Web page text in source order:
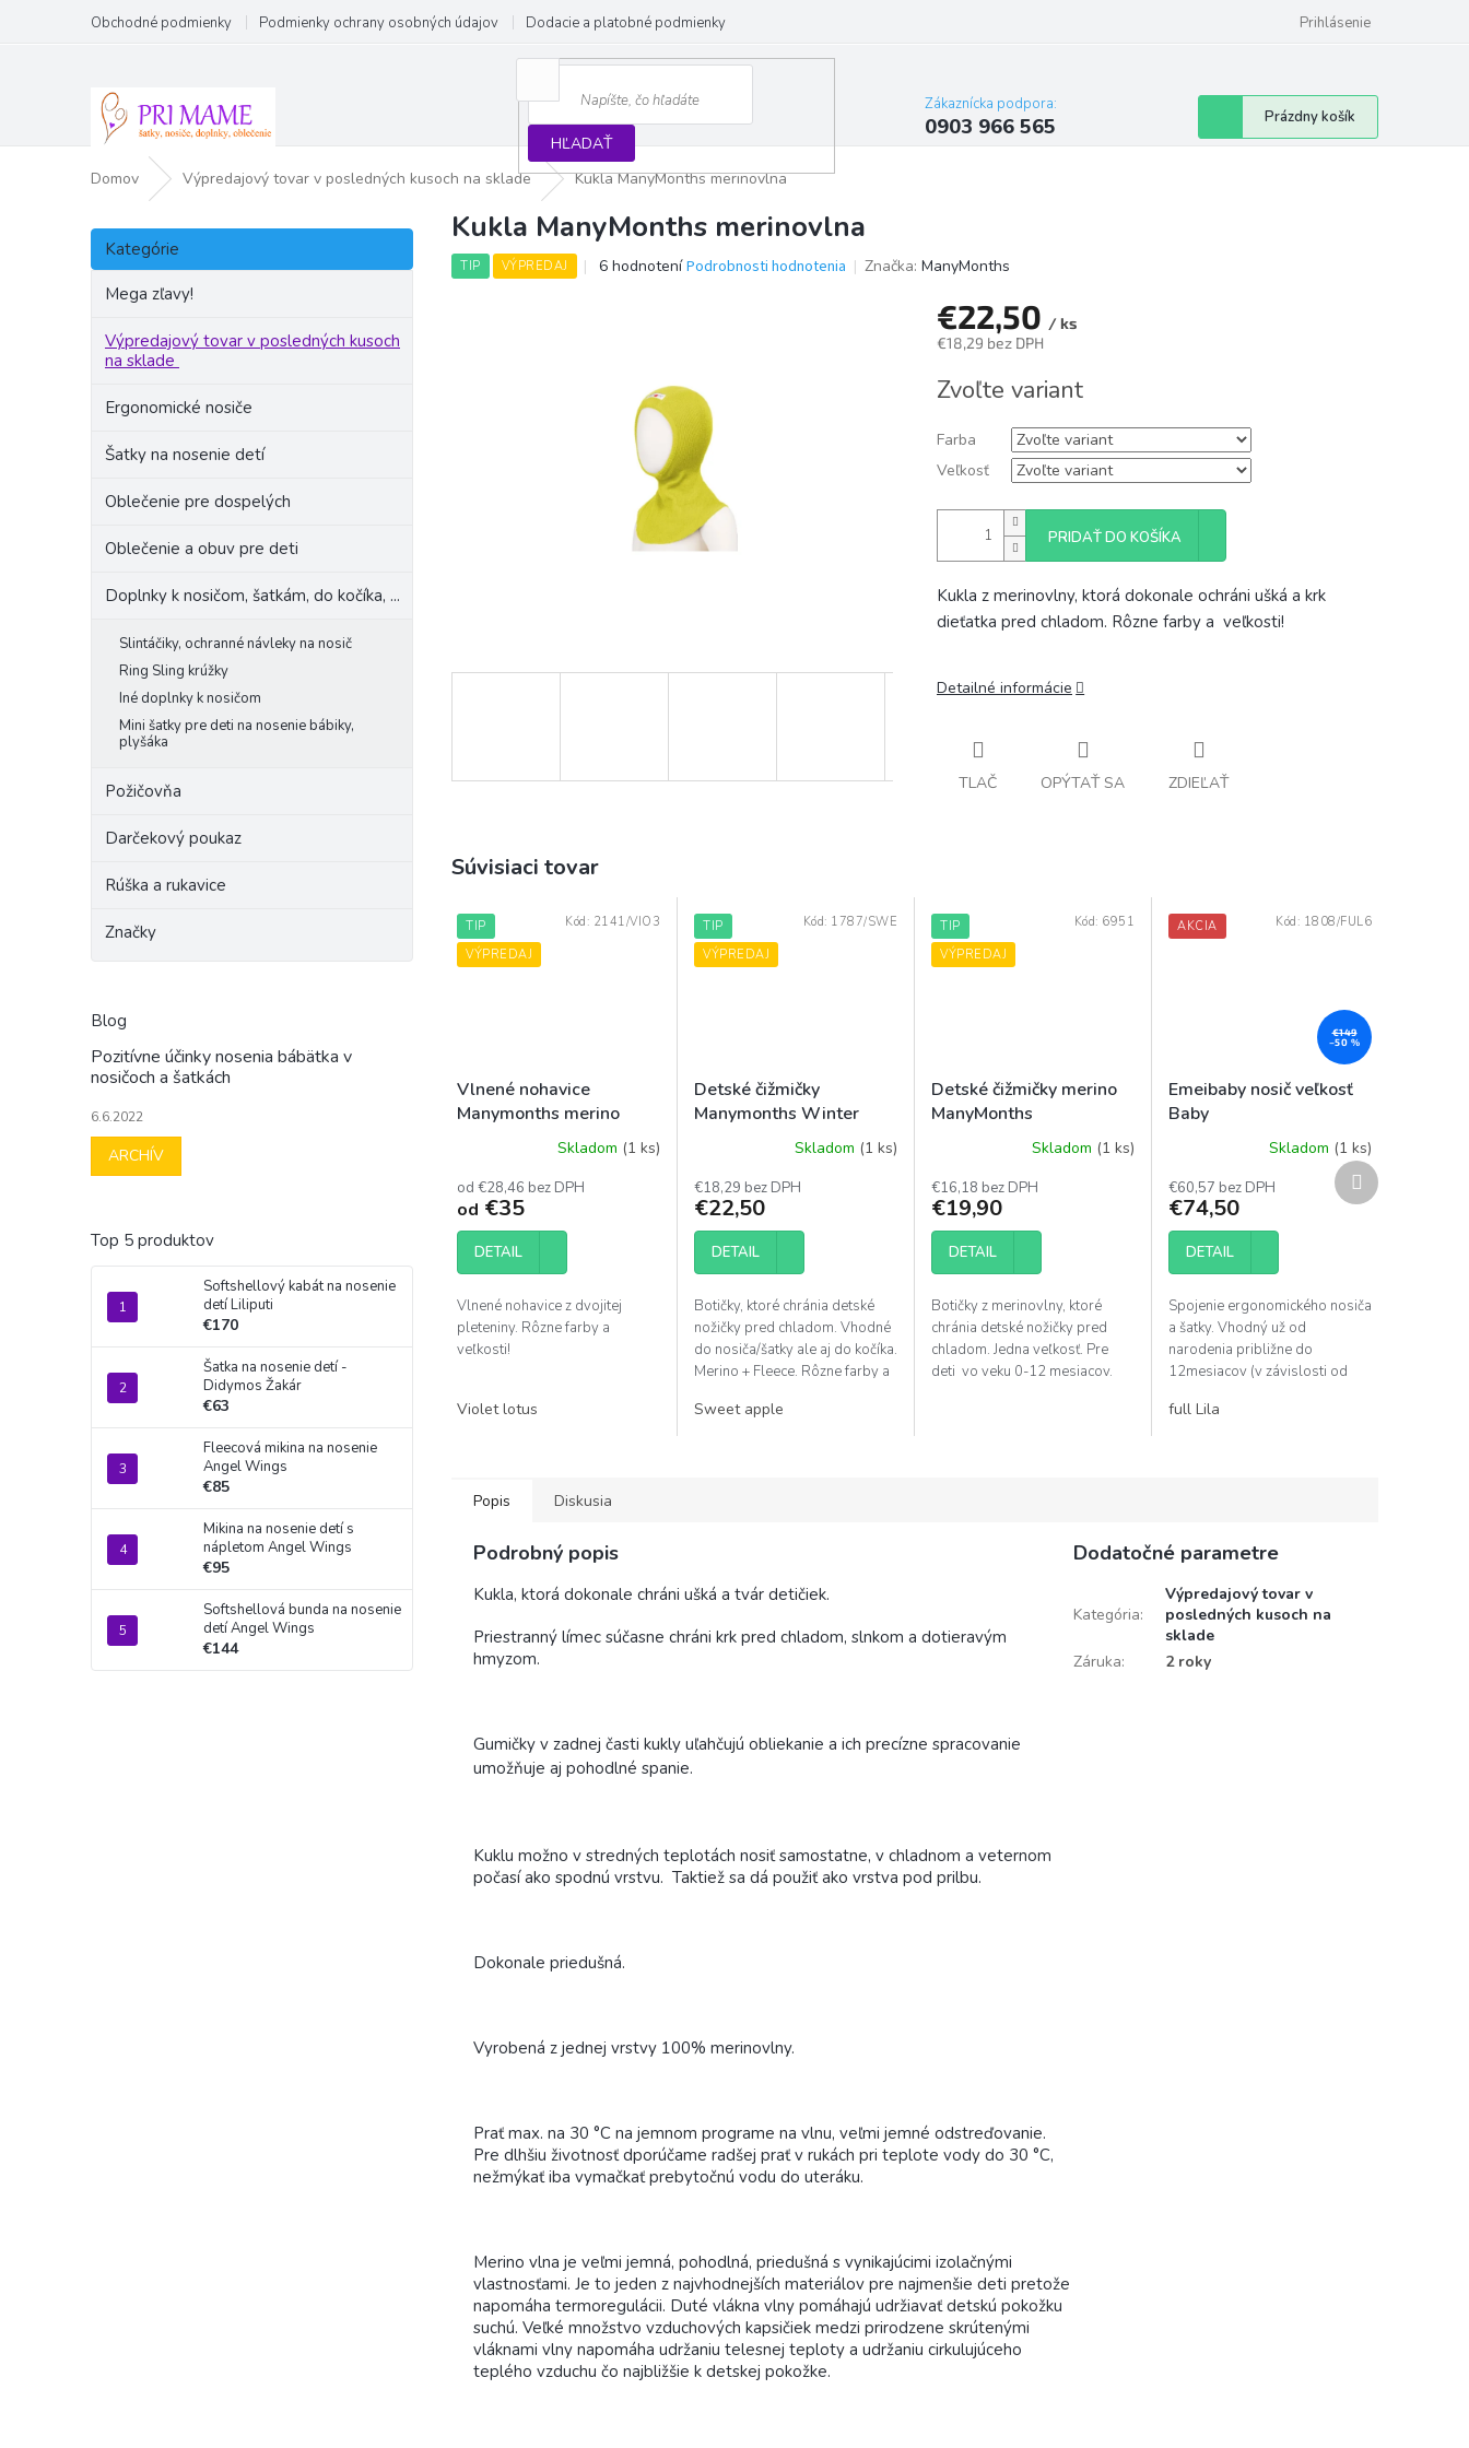
obsah
Obchodné podmienky Podmienky ochrany osobných údajov Dodacie a platobné podmienky Prihlásenie
HĽADAŤ
Zákaznícka podpora:
0903 966 565
Nákupný
košík
Prázdny košík
Domov Výpredajový tovar v posledných kusoch na sklade Kukla ManyMonths merinovlna
B
č
Preskočiť
kategórie
Kategórie
Mega zľavy!
Výpredajový tovar v posledných kusoch
na sklade
Ergonomické nosiče
Šatky na nosenie detí
Oblečenie pre dospelých
Oblečenie a obuv pre deti
Doplnky k nosičom, šatkám, do kočíka, ...
Slintáčiky, ochranné návleky na nosič
Ring Sling krúžky
Iné doplnky k nosičom
Mini šatky pre deti na nosenie bábiky,
plyšáka
Požičovňa
Darčekový poukaz
Rúška a rukavice
Značky
Blog
Pozitívne účinky nosenia bábätka v
nosičoch a šatkách
6.6.2022
ARCHÍV
Top 5 produktov
Softshellový kabát na nosenie
detí Liliputi
€170
Šatka na nosenie detí -
Didymos Žakár
€63
Fleecová mikina na nosenie
Angel Wings
€85
Mikina na nosenie detí s
nápletom Angel Wings
€95
Softshellová bunda na nosenie
detí Angel Wings
€144
Kukla ManyMonths merinovlna
TIP VÝPREDAJ
Priemerné
hviezdičiek.
6 hodnotení Podrobnosti hodnotenia Značka: ManyMonths
€22,50 / ks
€18,29 bez DPH
cena:
Zvoľte variant
Farba
Veľkosť
PRIDAŤ DO KOŠÍKA
Kukla z merinovlny, ktorá dokonale ochráni ušká a krk
dieťatka pred chladom. Rôzne farby a veľkosti!
Detailné informácie
TLAČ OPÝTAŤ SA ZDIEĽAŤ
Súvisiaci tovar
TIP
VÝPREDAJ
Vlnené nohavice
Manymonths merino
produktu
je
4,7
5
hviezdičiek.
Skladom (1 ks)
od €28,46 bez DPH
od €35
DETAIL
Vlnené nohavice z dvojitej
pleteniny. Rôzne farby a
veľkosti!
Violet lotus
Kód: 2141/VIO3
TIP
VÝPREDAJ
Detské čižmičky
Manymonths Winter
produktu
je
5,0
5
hviezdičiek.
Skladom (1 ks)
€18,29 bez DPH
€22,50
DETAIL
Botičky, ktoré chránia detské
nožičky pred chladom. Vhodné
do nosiča/šatky ale aj do kočíka.
Merino + Fleece. Rôzne farby a
Sweet apple
Kód: 1787/SWE
TIP
VÝPREDAJ
Detské čižmičky merino
ManyMonths
Skladom (1 ks)
€16,18 bez DPH
€19,90
DETAIL
Botičky z merinovlny, ktoré
chránia detské nožičky pred
chladom. Jedna veľkosť. Pre
deti vo veku 0-12 mesiacov.
Kód: 6951 AKCIA
€149
–50 %
Emeibaby nosič veľkosť
Baby
produktu
je
1,0
5
hviezdičiek.
Skladom (1 ks)
€60,57 bez DPH
€74,50
DETAIL
Spojenie ergonomického nosiča
a šatky. Vhodný už od
narodenia približne do
12mesiacov (v závislosti od
rýchlosti rastu dieťatka).
full Lila
Kód: 1808/FUL6
Ďalší
produkt
Popis Diskusia
Podrobný popis
Kukla, ktorá dokonale chráni ušká a tvár detičiek.
Priestranný límec súčasne chráni krk pred chladom, slnkom a dotieravým
hmyzom.
Gumičky v zadnej časti kukly uľahčujú obliekanie a ich precízne spracovanie
umožňuje aj pohodlné spanie.
Kuklu možno v stredných teplotách nosiť samostatne, v chladnom a veternom
počasí ako spodnú vrstvu. Taktiež sa dá použiť ako vrstva pod prilbu.
Dokonale priedušná.
Vyrobená z jednej vrstvy 100% merinovlny.
Prať max. na 30 °C na jemnom programe na vlnu, veľmi jemné odstreďovanie.
Pre dlhšiu životnosť dporúčame radšej prať v rukách pri teplote vody do 30 °C,
nežmýkať iba vymačkať prebytočnú vodu do uteráku.
Merino vlna je veľmi jemná, pohodlná, priedušná s vynikajúcimi izolačnými
vlastnosťami. Je to jeden z najvhodnejších materiálov pre najmenšie deti pretože
napomáha termoregulácii. Duté vlákna vlny pomáhajú udržiavať detskú pokožku
suchú. Veľké množstvo vzduchových kapsičiek medzi prirodzene skrútenými
vláknami vlny napomáha udržaniu telesnej teploty a udržaniu cirkulujúceho
teplého vzduchu čo najbližšie k detskej pokožke.
Dodatočné parametre
Kategória:
Výpredajový tovar v
posledných kusoch na
sklade
Záruka: 2 roky